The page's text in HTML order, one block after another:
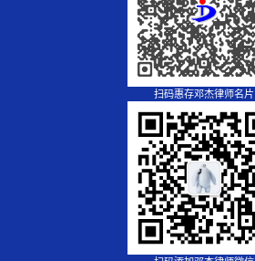
扫码惠存邓杰律师名片